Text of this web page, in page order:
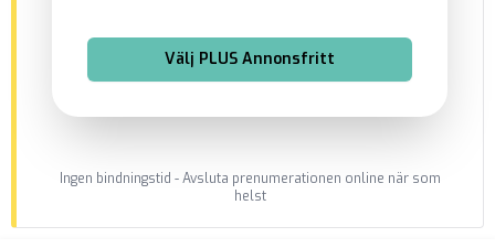
Välj PLUS Annonsfritt
Ingen bindningstid - Avsluta prenumerationen online när som
helst